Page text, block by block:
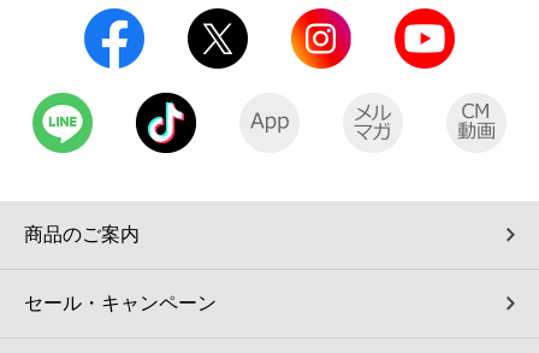
商品のご案内
セール・キャンペーン